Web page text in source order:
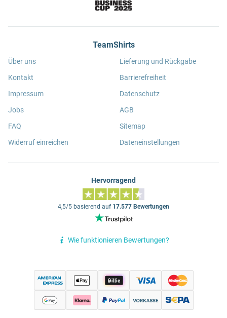
TeamShirts
Über uns
Kontakt
Impressum
Jobs
FAQ
Widerruf einreichen
Lieferung und Rückgabe
Barrierefreiheit
Datenschutz
AGB
Sitemap
Dateneinstellungen
Hervorragend
4,5/5 basierend auf 17.577 Bewertungen
Wie funktionieren Bewertungen?